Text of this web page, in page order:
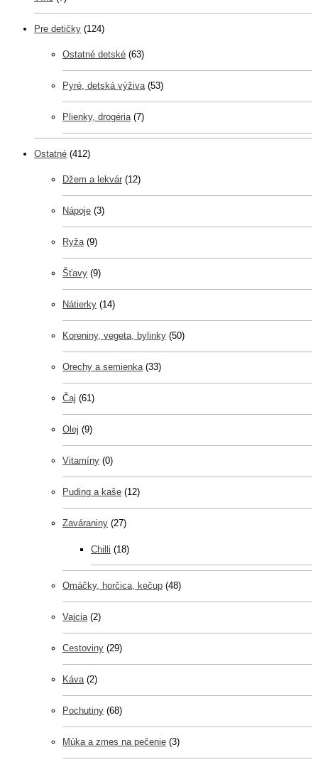
Pre detičky (124)
Ostatné detské (63)
Pyré, detská výživa (53)
Plienky, drogéria (7)
Ostatné (412)
Džem a lekvár (12)
Nápoje (3)
Ryža (9)
Šťavy (9)
Nátierky (14)
Koreniny, vegeta, bylinky (50)
Orechy a semienka (33)
Čaj (61)
Olej (9)
Vitamíny (0)
Puding a kaše (12)
Zaváraniny (27)
Chilli (18)
Omáčky, horčica, kečup (48)
Vajcia (2)
Cestoviny (29)
Káva (2)
Pochutiny (68)
Múka a zmes na pečenie (3)